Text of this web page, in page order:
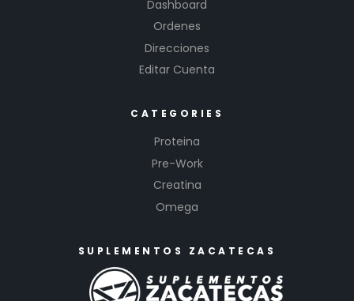
Dashboard
Ordenes
Direcciones
Editar Cuenta
CATEGORIES
Proteina
Pre-Work
Creatina
Omega
SUPLEMENTOS ZACATECAS